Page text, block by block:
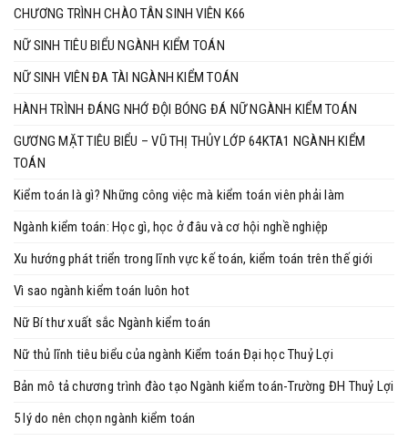
CHƯƠNG TRÌNH CHÀO TÂN SINH VIÊN K66
NỮ SINH TIÊU BIỂU NGÀNH KIỂM TOÁN
NỮ SINH VIÊN ĐA TÀI NGÀNH KIỂM TOÁN
HÀNH TRÌNH ĐÁNG NHỚ ĐỘI BÓNG ĐÁ NỮ NGÀNH KIỂM TOÁN
GƯƠNG MẶT TIÊU BIỂU – VŨ THỊ THỦY LỚP 64KTA1 NGÀNH KIỂM
TOÁN
Kiểm toán là gì? Những công việc mà kiểm toán viên phải làm
Ngành kiểm toán: Học gì, học ở đâu và cơ hội nghề nghiệp
Xu hướng phát triển trong lĩnh vực kế toán, kiểm toán trên thế giới
Vì sao ngành kiểm toán luôn hot
Nữ Bí thư xuất sắc Ngành kiểm toán
Nữ thủ lĩnh tiêu biểu của ngành Kiểm toán Đại học Thuỷ Lợi
Bản mô tả chương trình đào tạo Ngành kiểm toán-Trường ĐH Thuỷ Lợi
5 lý do nên chọn ngành kiểm toán